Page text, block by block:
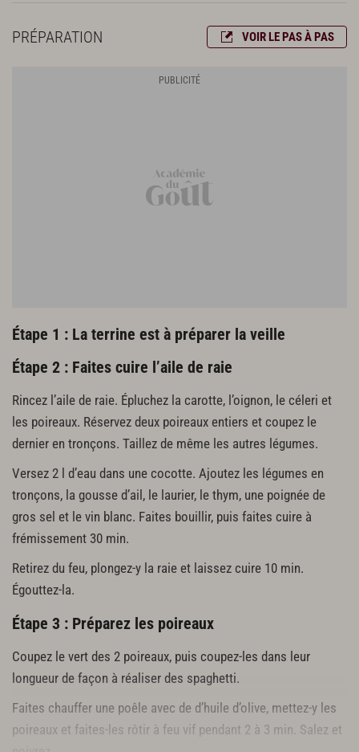
gros sel
PRÉPARATION VOIR LE PAS À PAS
Étape 1 : La terrine est à préparer la veille
Étape 2 : Faites cuire l’aile de raie
Rincez l’aile de raie. Épluchez la carotte, l’oignon, le céleri et
les poireaux. Réservez deux poireaux entiers et coupez le
dernier en tronçons. Taillez de même les autres légumes.
Versez 2 l d’eau dans une cocotte. Ajoutez les légumes en
tronçons, la gousse d’ail, le laurier, le thym, une poignée de
gros sel et le vin blanc. Faites bouillir, puis faites cuire à
frémissement 30 min.
Retirez du feu, plongez-y la raie et laissez cuire 10 min.
Égouttez-la.
Étape 3 : Préparez les poireaux
Coupez le vert des 2 poireaux, puis coupez-les dans leur
longueur de façon à réaliser des spaghetti.
Faites chauffer une poêle avec de d’huile d’olive, mettez-y les
poireaux et faites-les rôtir à feu vif pendant 2 à 3 min. Salez et